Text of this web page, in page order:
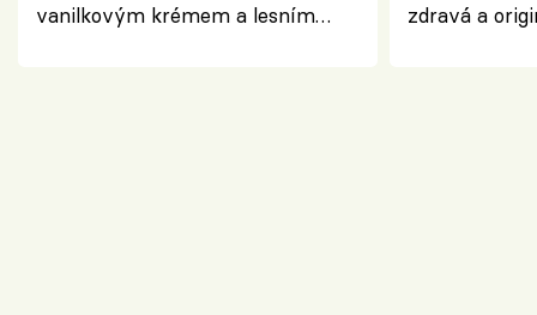
vanilkovým krémem a lesním
zdravá a